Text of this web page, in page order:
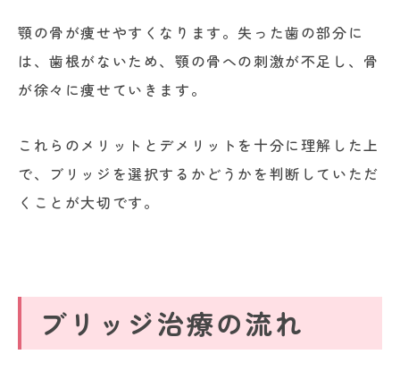
顎の骨が痩せやすくなります。失った歯の部分に
は、歯根がないため、顎の骨への刺激が不足し、骨
が徐々に痩せていきます。
これらのメリットとデメリットを十分に理解した上
で、ブリッジを選択するかどうかを判断していただ
くことが大切です。
ブリッジ治療の流れ